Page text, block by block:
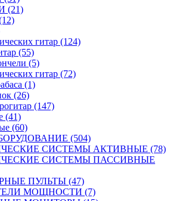
(21)
гитар (124)
(55)
(5)
гитар (72)
(1)
(26)
(147)
(41)
(60)
(504)
СИСТЕМЫ АКТИВНЫЕ (78)
СИСТЕМЫ ПАССИВНЫЕ
ПУЛЬТЫ (47)
МОЩНОСТИ (7)